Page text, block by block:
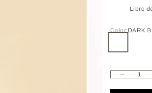
Libre
Color:DARK
Reducir